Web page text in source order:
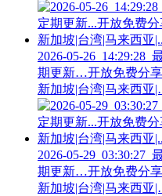
2026-05-
期更新…开放免费分
新加坡|台湾|马来西亚
2026-05-
期更新…开放免费分
新加坡|台湾|马来西亚